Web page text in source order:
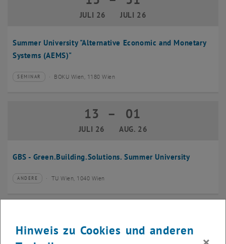
Summer University "Alternative Economic and Monetary
Systems (AEMS)"
JULI 26 JULI 26
Veranstaltungstyp:
SEMINAR
Veranstaltungsort:BOKU Wien, 1180 Wien
GBS - Green.Building.Solutions. Summer University
13
JULI 26
13 Juli 2026 bis 01 August 2026
– 01
AUG. 26
Veranstaltungstyp:
ANDERE
Veranstaltungsort:TU Wien, 1040 Wien
JULI 26 JULI 26
Hinweis zu Cookies und anderen